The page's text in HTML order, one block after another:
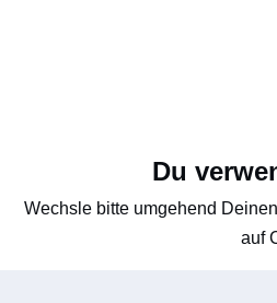
Du
Wechsle bitte umgehend
auf